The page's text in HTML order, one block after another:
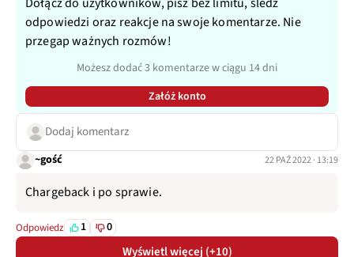
odpowiedzi oraz reakcje na swoje komentarze. Nie
przegap ważnych rozmów!
Możesz dodać 3 komentarze w ciągu 14 dni
Załóż konto
Dodaj komentarz
~gość 22 PAŹ 2022 · 13:19
Chargeback i po sprawie.
Odpowiedz 1 0
Wyświetl więcej (+10)